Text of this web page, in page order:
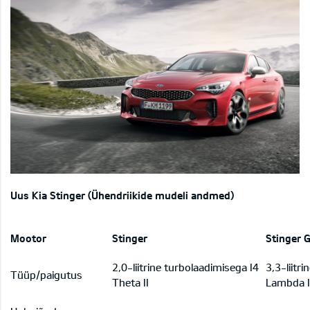
Uus Kia Stinger (Ühendriikide mudeli andmed)
Mootor Stinger Stinger
Tüüp/paigutus
2,0-liitrine turbolaadimisega I4
Theta II
3,3-
Lambda